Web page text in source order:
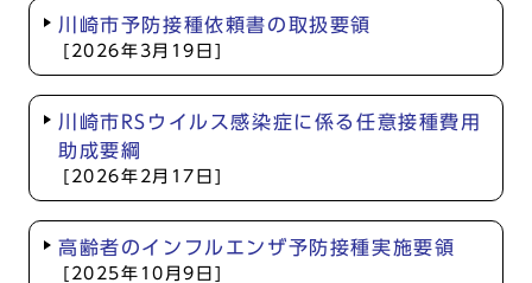
川崎市予防接種依頼書の取扱要領
[2026年3月19日]
川崎市RSウイルス感染症に係る任意接種費用
助成要綱
[2026年2月17日]
高齢者のインフルエンザ予防接種実施要領
[2025年10月9日]